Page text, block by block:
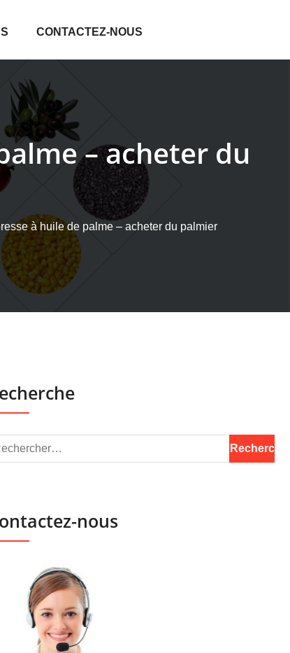
CONTACTEZ-NOUS
– acheter du
à huile de palme – acheter du palmier
nous